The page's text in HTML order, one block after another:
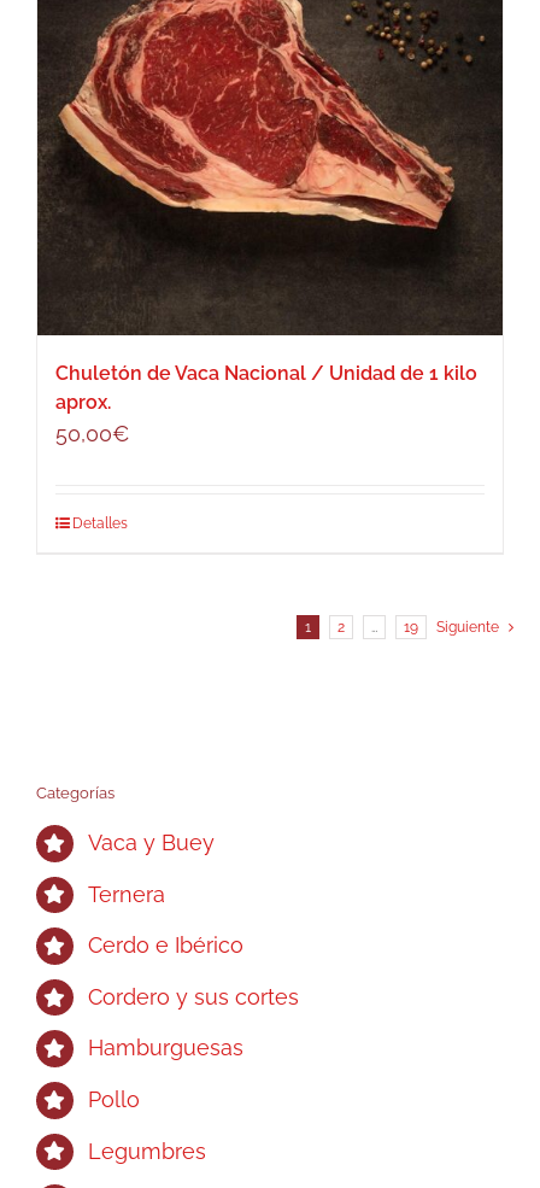
Chuletón de Vaca Nacional / Unidad de 1 kilo
aprox.
50,00€
Detalles
1 2 … 19 Siguiente
Categorías
Vaca y Buey
Ternera
Cerdo e Ibérico
Cordero y sus cortes
Hamburguesas
Pollo
Legumbres